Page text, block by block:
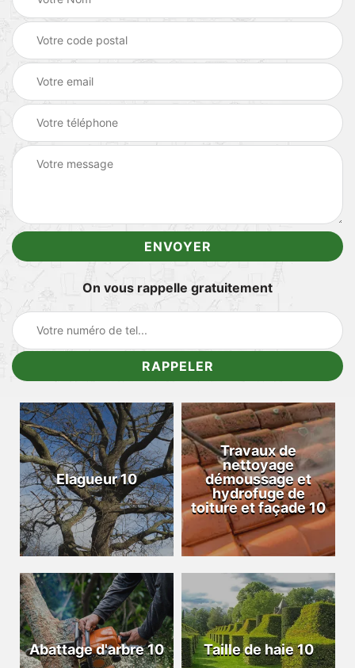
On vous rappelle gratuitement
Elagueur 10
Travaux de
nettoyage
démoussage et
hydrofuge de
toiture et façade 10
Abattage d'arbre 10 Taille de haie 10